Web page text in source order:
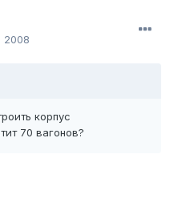
2008
корпус
70 вагонов?